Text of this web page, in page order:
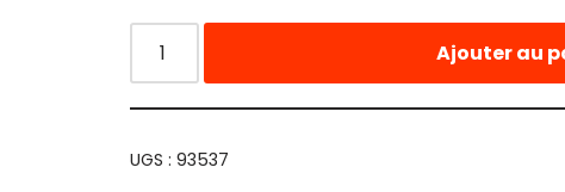
Ajouter au
UGS : 93537